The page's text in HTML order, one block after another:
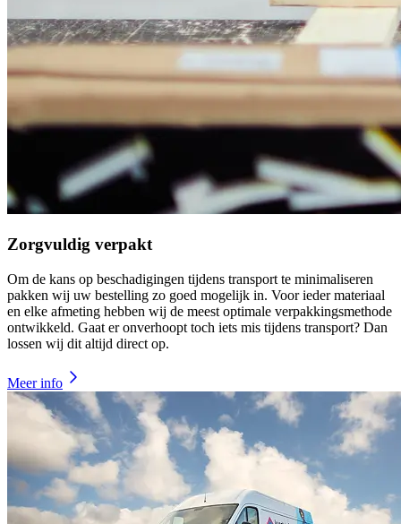
Zorgvuldig verpakt
Om de kans op beschadigingen tijdens transport te minimaliseren
pakken wij uw bestelling zo goed mogelijk in. Voor ieder materiaal
en elke afmeting hebben wij de meest optimale verpakkingsmethode
ontwikkeld. Gaat er onverhoopt toch iets mis tijdens transport? Dan
lossen wij dit altijd direct op.
Meer info